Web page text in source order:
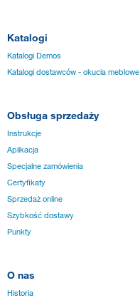
Katalogi
Katalogi Demos
Katalogi dostawców - okucia meblowe
Obsługa sprzedaży
Instrukcje
Aplikacja
Specjalne zamówienia
Certyfikaty
Sprzedaż online
Szybkość dostawy
Punkty
O nas
Historia